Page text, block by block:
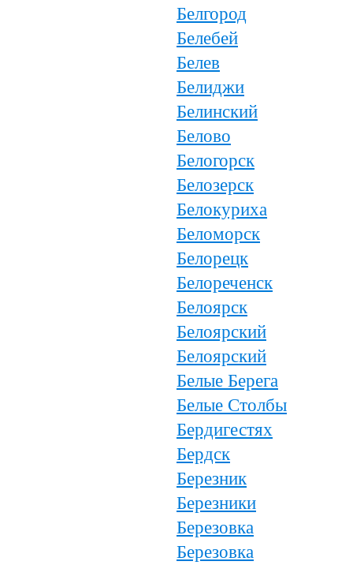
Белгород
Белебей
Белев
Белиджи
Белинский
Белово
Белогорск
Белозерск
Белокуриха
Беломорск
Белорецк
Белореченск
Белоярск
Белоярский
Белоярский
Белые Берега
Белые Столбы
Бердигестях
Бердск
Березник
Березники
Березовка
Березовка